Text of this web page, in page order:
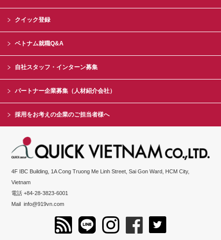
クイック登録
ベトナム就職Q&A
自社スタッフ・インターン募集
パートナー企業募集（人材紹介会社）
採用をお考えの企業のご担当者様へ
4F IBC Building, 1A Cong Truong Me Linh Street, Sai Gon Ward, HCM City,
Vietnam
電話 +84-28-3823-6001
Mailinfo@919vn.com